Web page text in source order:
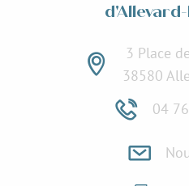
3 Place
38580
04